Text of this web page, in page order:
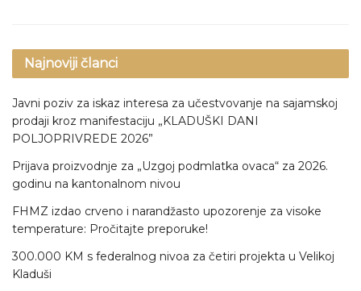
Najnoviji članci
Javni poziv za iskaz interesa za učestvovanje na sajamskoj
prodaji kroz manifestaciju „KLADUŠKI DANI
POLJOPRIVREDE 2026”
Prijava proizvodnje za „Uzgoj podmlatka ovaca“ za 2026.
godinu na kantonalnom nivou
FHMZ izdao crveno i narandžasto upozorenje za visoke
temperature: Pročitajte preporuke!
300.000 KM s federalnog nivoa za četiri projekta u Velikoj
Kladuši